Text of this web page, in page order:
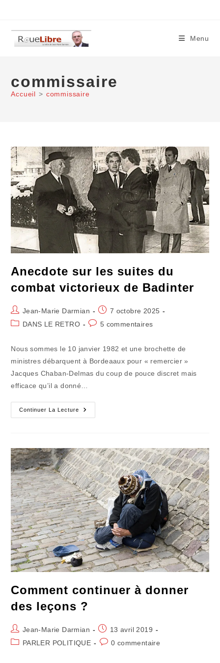
content
Menu
commissaire
Accueil > commissaire
Anecdote sur les suites du
combat victorieux de Badinter
Auteur/autrice
de
Jean-Marie Darmian
Publication
publiée :
7 octobre 2025
PostDANS LE RETRO
Commentaires
5 commentaires
Nous sommes le 10 janvier 1982 et une brochette de
ministres débarquent à Bordeaaux pour « remercier »
Jacques Chaban-Delmas du coup de pouce discret mais
efficace qu’il a donné…
Continuer La Lecture
Anecdote
Sur
Victorieux
De
Badinter
Comment continuer à donner
des leçons ?
Auteur/autrice
de
Jean-Marie Darmian
Publication
publiée :
13 avril 2019
PostPARLER POLITIQUE
Commentaires
0 commentaire